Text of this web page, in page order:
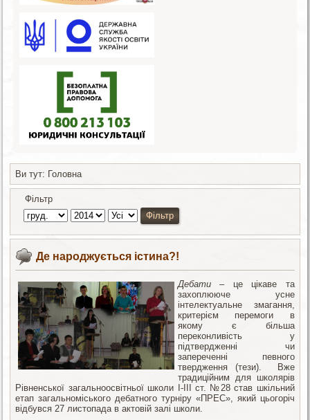
Ви тут: Головна
Фільтр
Фільтр
Де народжується істина?!
Дебати– це цікаве та
захоплююче усне
інтелектуальне змагання,
критерієм перемоги в
якому є більша
переконливість у
підтвердженні чи
запереченні певного
твердження (тези). Вже
традиційним для школярів
Рівненської загальноосвітньої школи І-ІІІ ст. №28 став шкільний
етап загальноміського дебатного турніру «ПРЕС», який цьогоріч
відбувся 27 листопада в актовій залі школи.